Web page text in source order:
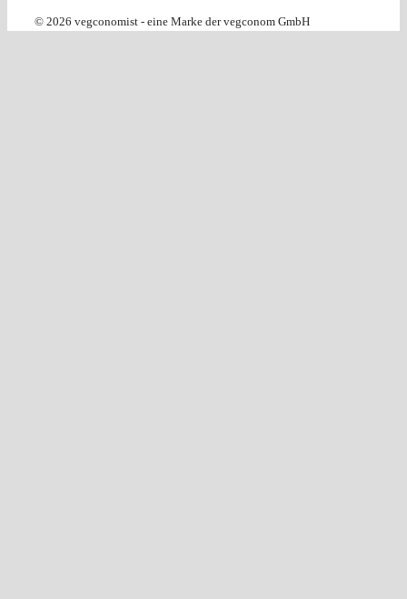
© 2026 vegconomist - eine Marke der vegconom GmbH